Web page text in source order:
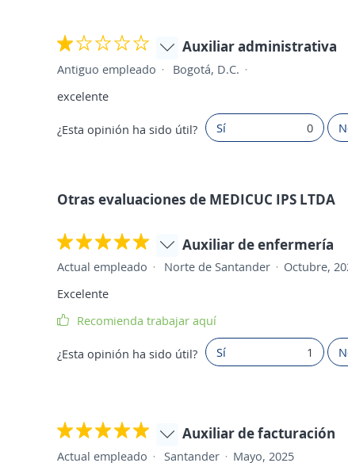
Auxiliar administrativa
Antiguo empleado
Bogotá, D.C.
excelente
¿Esta opinión ha sido útil? Sí 0
Otras evaluaciones de MEDICUC IPS LTDA
Auxiliar de enfermería
Actual empleado Norte de Santander
Octubre,
Excelente
Recomienda trabajar aquí
¿Esta opinión ha sido útil? Sí 1
Auxiliar de facturación
Actual empleado Santander Mayo, 2025